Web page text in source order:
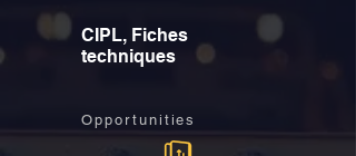
CIPL, Fiches
techniques
Opportunities